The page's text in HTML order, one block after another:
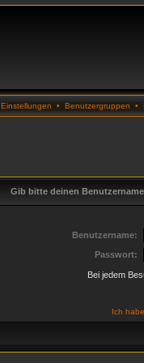
Einstellungen • Benutzergruppen •
Gib bitte deinen
Benutzername:
Passwort:
Bei jedem
Ich